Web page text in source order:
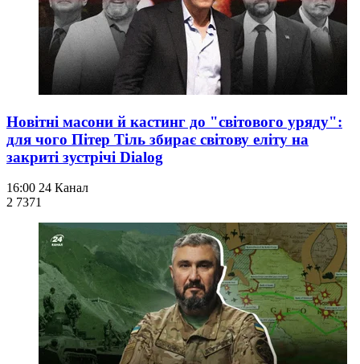
Новітні масони й кастинг до "світового уряду":
для чого Пітер Тіль збирає світову еліту на
закриті зустрічі Dialog
16:00 24 Канал
2 7371